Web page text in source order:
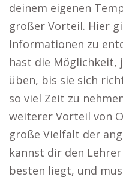
deinem eigenen
großer Vorteil. Hier
Informationen zu
hast die Möglichkeit,
üben, bis sie sich
so viel Zeit zu
weiterer Vorteil von
große Vielfalt der
kannst dir den
besten liegt, und